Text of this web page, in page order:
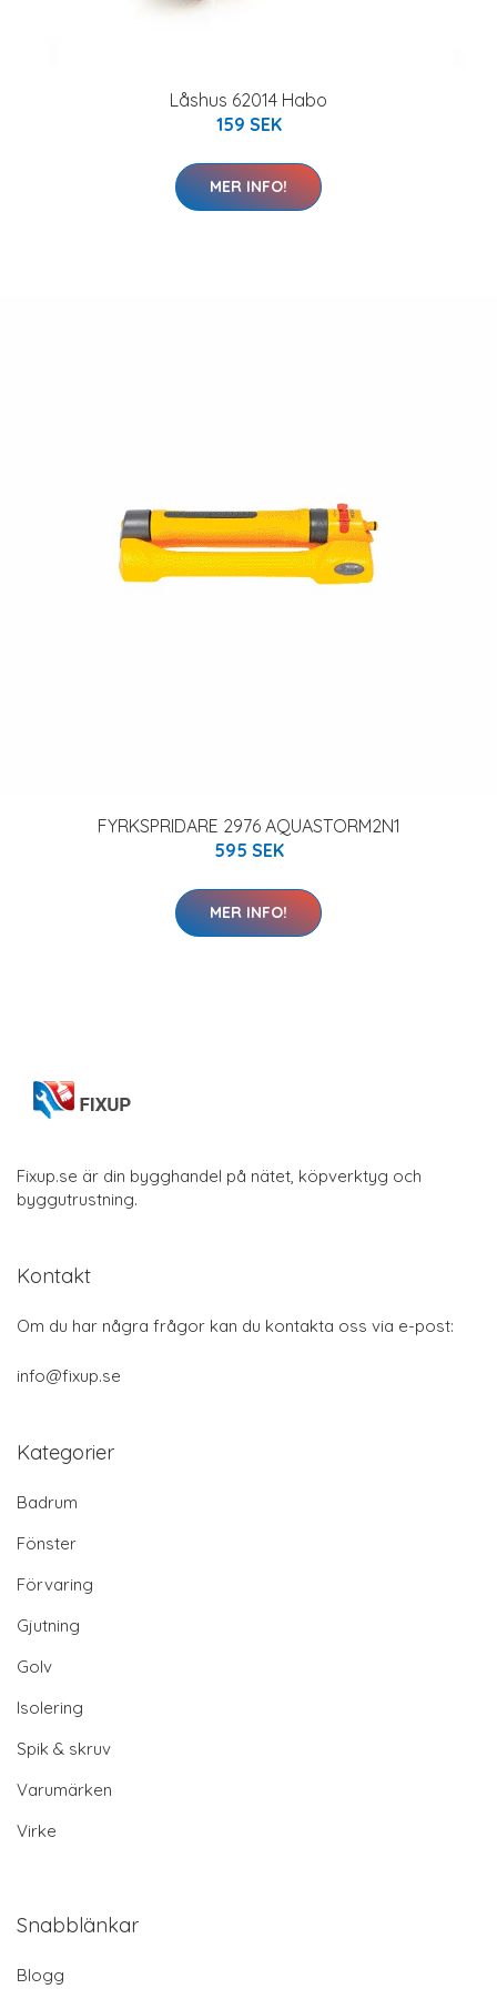
Låshus 62014 Habo
159 SEK
MER INFO!
FYRKSPRIDARE 2976 AQUASTORM2N1
595 SEK
MER INFO!
Fixup.se är din bygghandel på nätet, köpverktyg och
byggutrustning.
Kontakt
Om du har några frågor kan du kontakta oss via e-post:
info@fixup.se
Kategorier
Badrum
Fönster
Förvaring
Gjutning
Golv
Isolering
Spik & skruv
Varumärken
Virke
Snabblänkar
Blogg